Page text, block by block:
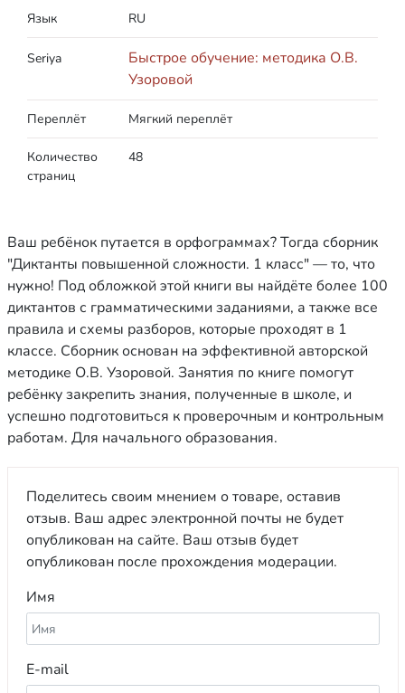
Язык RU
Seriya
Быстрое обучение: методика О.В.
Узоровой
Переплёт Мягкий переплёт
Количество
страниц
48
Ваш ребёнок путается в орфограммах? Тогда сборник
"Диктанты повышенной сложности. 1 класс" — то, что
нужно! Под обложкой этой книги вы найдёте более 100
диктантов с грамматическими заданиями, а также все
правила и схемы разборов, которые проходят в 1
классе. Сборник основан на эффективной авторской
методике О.В. Узоровой. Занятия по книге помогут
ребёнку закрепить знания, полученные в школе, и
успешно подготовиться к проверочным и контрольным
работам. Для начального образования.
Поделитесь своим мнением о товаре, оставив
отзыв. Ваш адрес электронной почты не будет
опубликован на сайте. Ваш отзыв будет
опубликован после прохождения модерации.
Имя
E-mail